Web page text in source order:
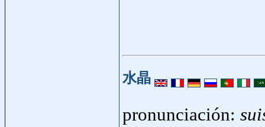
水晶
pronunciación: